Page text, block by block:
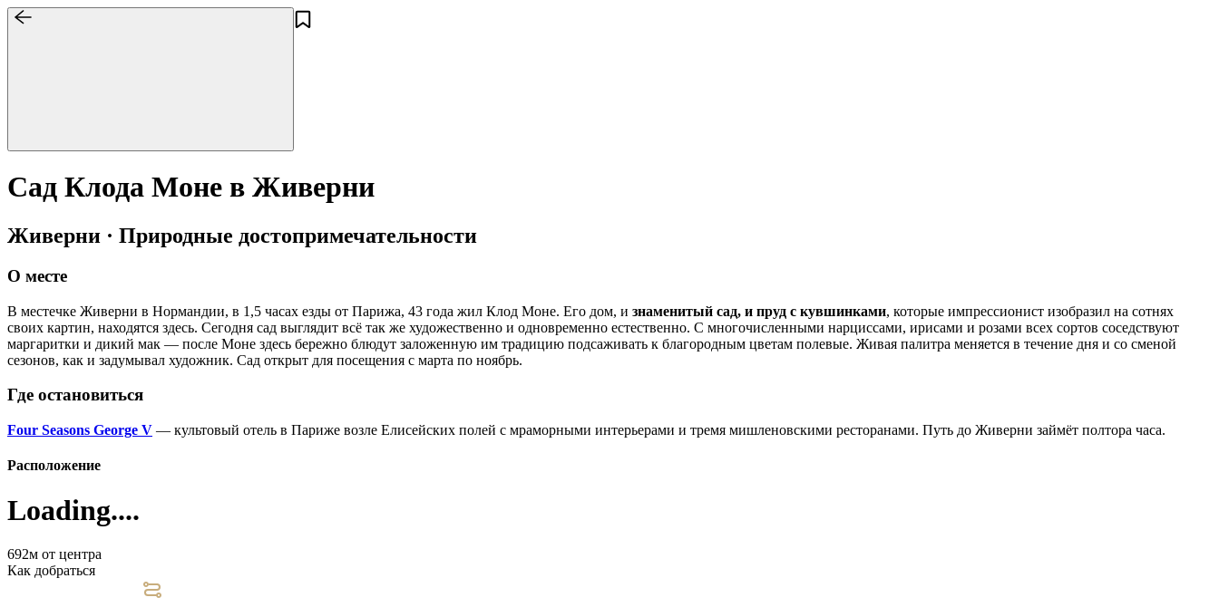
Сад Клода Моне в Живерни
Живерни · Природные достопримечательности
О месте
В местечке Живерни в Нормандии, в 1,5 часах езды от Парижа, 43 года жил Клод Моне. Его дом, и знаменитый сад, и пруд с кувшинками, которые импрессионист изобразил на сотнях
своих картин, находятся здесь. Сегодня сад выглядит всё так же художественно и одновременно естественно. С многочисленными нарциссами, ирисами и розами всех сортов соседствуют
маргаритки и дикий мак — после Моне здесь бережно блюдут заложенную им традицию подсаживать к благородным цветам полевые. Живая палитра меняется в течение дня и со сменой
сезонов, как и задумывал художник. Сад открыт для посещения с марта по ноябрь.
Где остановиться
Four Seasons George V — культовый отель в Париже возле Елисейских полей с мраморными интерьерами и тремя мишленовскими ресторанами. Путь до Живерни займёт полтора часа.
Расположение
Loading....
692м от центра
Как добраться